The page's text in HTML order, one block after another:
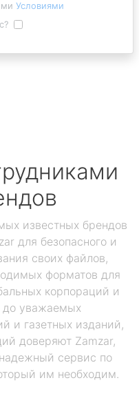
Условиями
известных брендов
для безопасного и
своих файлов,
форматов для
корпораций и
уважаемых
и газетных изданий,
доверяют Zamzar,
сервис по
им необходим.